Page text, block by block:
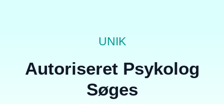
UNIK
Autoriseret Psykolog
Søges